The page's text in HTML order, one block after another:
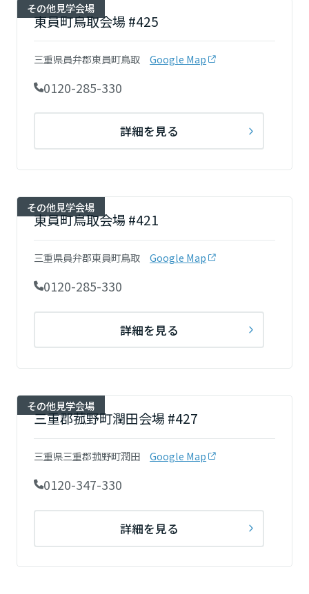
その他見学会場
東員町鳥取会場 #425
三重県員弁郡東員町鳥取 Google Map
0120-285-330
詳細を見る
その他見学会場
東員町鳥取会場 #421
三重県員弁郡東員町鳥取 Google Map
0120-285-330
詳細を見る
その他見学会場
三重郡菰野町潤田会場 #427
三重県三重郡菰野町潤田 Google Map
0120-347-330
詳細を見る